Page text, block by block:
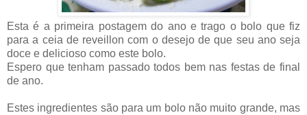
Esta é a primeira postagem do ano e trago o bolo que fiz
para a ceia de reveillon com o desejo de que seu ano seja
doce e delicioso como este bolo.
Espero que tenham passado todos bem nas festas de final
de ano.
Estes ingredientes são para um bolo não muito grande, mas